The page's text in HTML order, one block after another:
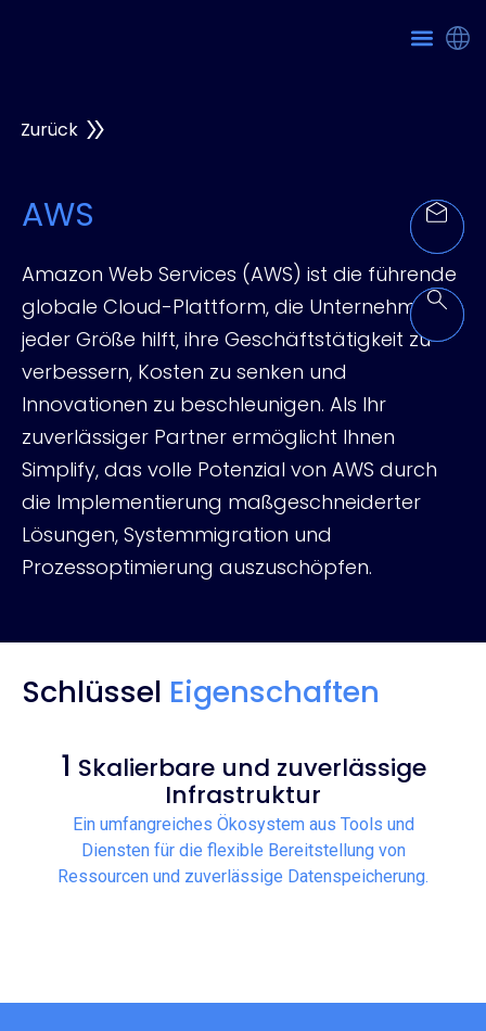
Zurück
AWS
Amazon Web Services (AWS) ist die führende
globale Cloud-Plattform, die Unternehmen
jeder Größe hilft, ihre Geschäftstätigkeit zu
verbessern, Kosten zu senken und
Innovationen zu beschleunigen. Als Ihr
zuverlässiger Partner ermöglicht Ihnen
Simplify, das volle Potenzial von AWS durch
die Implementierung maßgeschneiderter
Lösungen, Systemmigration und
Prozessoptimierung auszuschöpfen.
Schlüssel Eigenschaften
1 Skalierbare und zuverlässige
Infrastruktur
Ein umfangreiches Ökosystem aus Tools und
Diensten für die flexible Bereitstellung von
Ressourcen und zuverlässige Datenspeicherung.